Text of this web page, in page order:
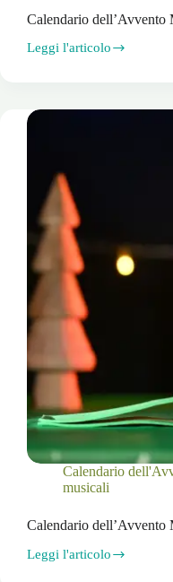
Calendario
Leggi l'articolo
Calendario
Elf
Calendario
musicali
Calendario dell’Avvento
Leggi l'articolo
Calendario